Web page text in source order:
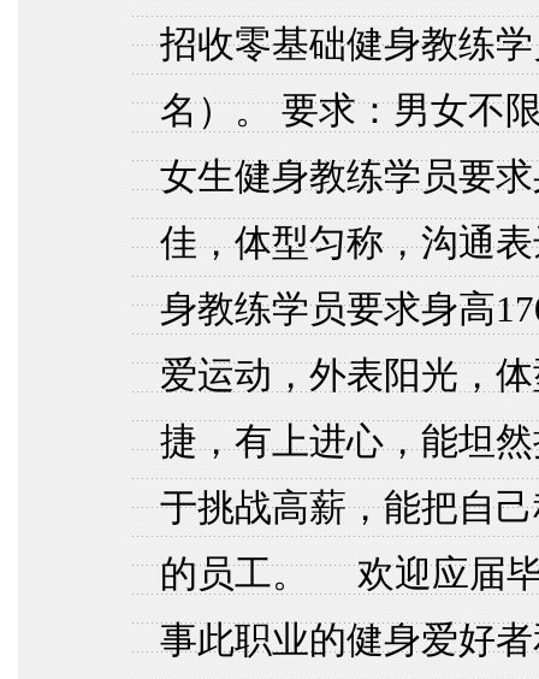
招收零基础健身教练
名）。 要求：男女不
女生健身教练学员要
佳，体型匀称，沟通
身教练学员要求身高
爱运动，外表阳光，
捷，有上进心，能坦
于挑战高薪，能把自
的员工。 欢迎应届毕
事此职业的健身爱好